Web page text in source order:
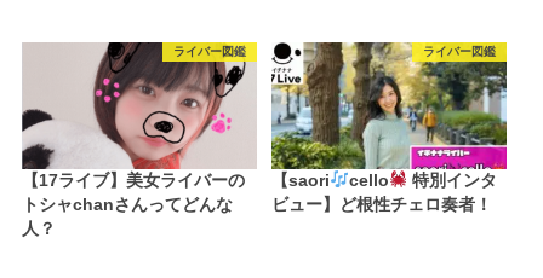
ライバー図鑑
【17ライブ】美女ライバーの
トシャchanさんってどんな
人？
ライバー図鑑
【saori cello
特別インタ
ビュー】ど根性チェロ奏者！